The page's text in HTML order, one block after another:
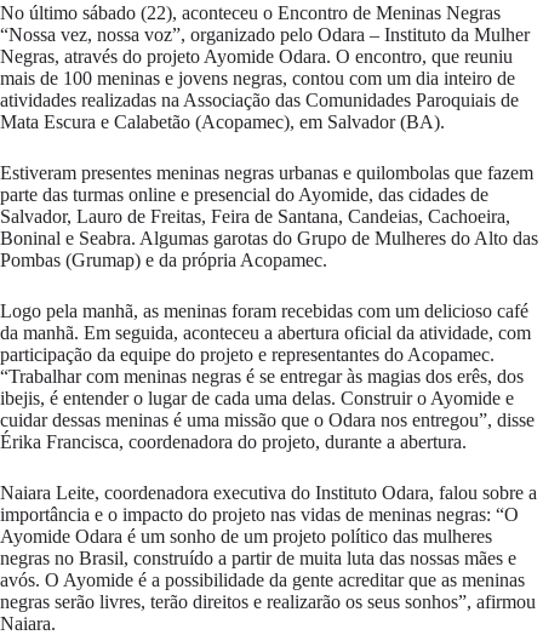
No último sábado (22), aconteceu o Encontro de Meninas Negras
“Nossa vez, nossa voz”, organizado pelo Odara – Instituto da Mulher
Negras, através do projeto Ayomide Odara. O encontro, que reuniu
mais de 100 meninas e jovens negras, contou com um dia inteiro de
atividades realizadas na Associação das Comunidades Paroquiais de
Mata Escura e Calabetão (Acopamec), em Salvador (BA).
Estiveram presentes meninas negras urbanas e quilombolas que fazem
parte das turmas online e presencial do Ayomide, das cidades de
Salvador, Lauro de Freitas, Feira de Santana, Candeias, Cachoeira,
Boninal e Seabra. Algumas garotas do Grupo de Mulheres do Alto das
Pombas (Grumap) e da própria Acopamec.
Logo pela manhã, as meninas foram recebidas com um delicioso café
da manhã. Em seguida, aconteceu a abertura oficial da atividade, com
participação da equipe do projeto e representantes do Acopamec.
“Trabalhar com meninas negras é se entregar às magias dos erês, dos
ibejis, é entender o lugar de cada uma delas. Construir o Ayomide e
cuidar dessas meninas é uma missão que o Odara nos entregou”, disse
Érika Francisca, coordenadora do projeto, durante a abertura.
Naiara Leite, coordenadora executiva do Instituto Odara, falou sobre a
importância e o impacto do projeto nas vidas de meninas negras: “O
Ayomide Odara é um sonho de um projeto político das mulheres
negras no Brasil, construído a partir de muita luta das nossas mães e
avós. O Ayomide é a possibilidade da gente acreditar que as meninas
negras serão livres, terão direitos e realizarão os seus sonhos”, afirmou
Naiara.